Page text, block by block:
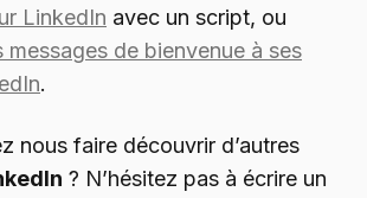
LinkedIn avec un script, ou
messages de bienvenue à ses
.
nous faire découvrir d’autres
? N’hésitez pas à écrire un